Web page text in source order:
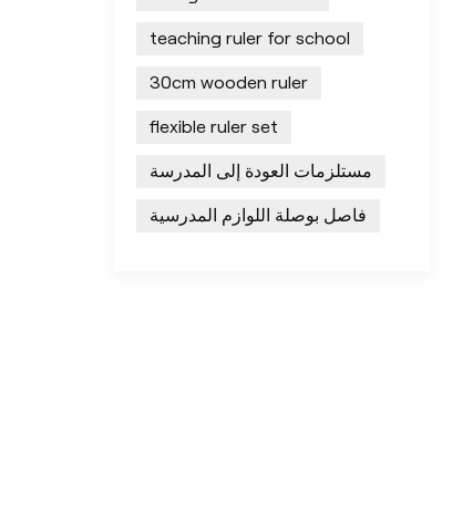
teaching ruler for school
30cm wooden ruler
flexible ruler set
مستلزمات العودة إلى المدرسة
فاصل بوصلة اللوازم المدرسية